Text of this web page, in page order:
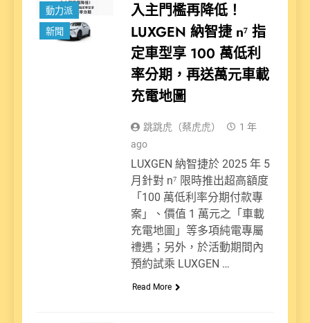
動力派
新聞
入主門檻再降低！
LUXGEN 納智捷 n⁷ 指
定車型享 100 萬低利
率分期，再送萬元車載
充電地圖
跳跳虎（蔡虎虎）
1 年
ago
LUXGEN 納智捷於 2025 年 5
月針對 n⁷ 限時推出超高額度
「100 萬低利率分期付款專
案」、價值 1 萬元之「車載
充電地圖」等多項純電專屬
禮遇；另外，於活動期間內
預約試乘 LUXGEN …
Read More